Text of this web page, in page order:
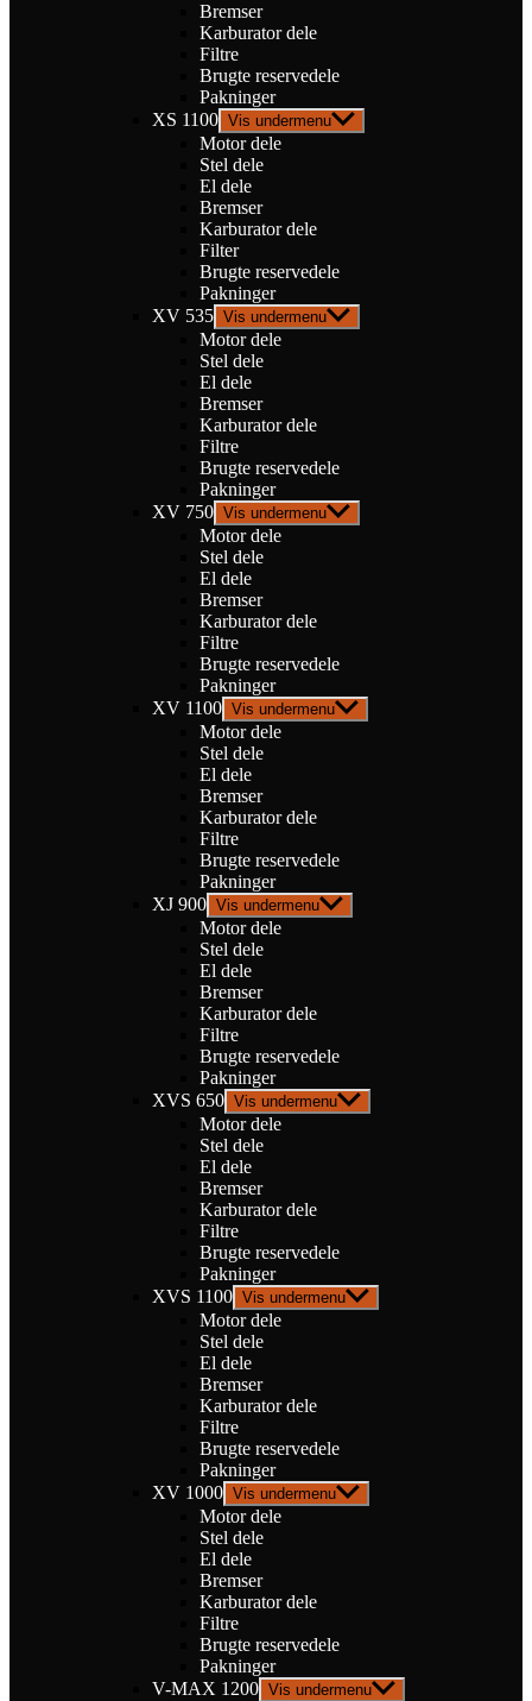
Bremser
Karburator dele
Filtre
Brugte reservedele
Pakninger
XS 1100 Vis undermenu
Motor dele
Stel dele
El dele
Bremser
Karburator dele
Filter
Brugte reservedele
Pakninger
XV 535 Vis undermenu
Motor dele
Stel dele
El dele
Bremser
Karburator dele
Filtre
Brugte reservedele
Pakninger
XV 750 Vis undermenu
Motor dele
Stel dele
El dele
Bremser
Karburator dele
Filtre
Brugte reservedele
Pakninger
XV 1100 Vis undermenu
Motor dele
Stel dele
El dele
Bremser
Karburator dele
Filtre
Brugte reservedele
Pakninger
XJ 900 Vis undermenu
Motor dele
Stel dele
El dele
Bremser
Karburator dele
Filtre
Brugte reservedele
Pakninger
XVS 650 Vis undermenu
Motor dele
Stel dele
El dele
Bremser
Karburator dele
Filtre
Brugte reservedele
Pakninger
XVS 1100 Vis undermenu
Motor dele
Stel dele
El dele
Bremser
Karburator dele
Filtre
Brugte reservedele
Pakninger
XV 1000 Vis undermenu
Motor dele
Stel dele
El dele
Bremser
Karburator dele
Filtre
Brugte reservedele
Pakninger
V-MAX 1200 Vis undermenu